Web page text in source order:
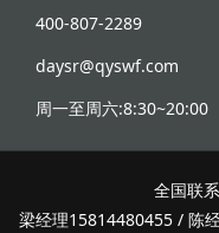
400-807-2289
daysr@qyswf.com
周一至周六:8:30~20:00
全国联
梁经理15814480455 / 陈